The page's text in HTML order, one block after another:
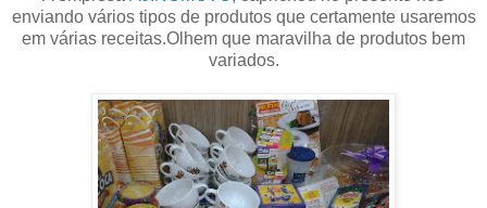
enviando vários tipos de produtos que certamente usaremos
em várias receitas.Olhem que maravilha de produtos bem
variados.